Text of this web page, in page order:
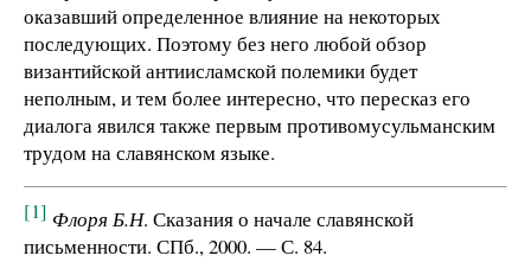
оказавший определенное влияние на некоторых
последующих. Поэтому без него любой обзор
византийской антиисламской полемики будет
неполным, и тем более интересно, что пересказ его
диалога явился также первым противомусульманским
трудом на славянском языке.
[1] Флоря Б.Н. Сказания о начале славянской
письменности. СПб., 2000. — С. 84.